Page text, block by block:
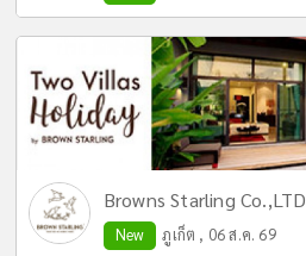
Browns Starling Co.,LTD
New ภูเก็ต , 06 ส.ค. 69